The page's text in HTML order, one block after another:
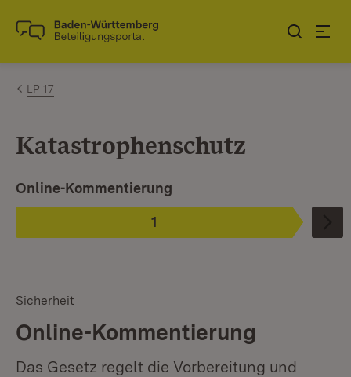
Zum Inhalt springen
Link zur Startseite
LP 17
Katastrophenschutz
Phase
1
:
Ist ausgewählt.
Online-Kommentierung
Sicherheit
Online-Kommentierung
Das Gesetz regelt die Vorbereitung und